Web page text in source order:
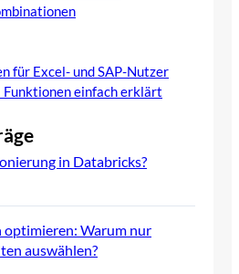
für Excel- und SAP-Nutzer
einfach erklärt
in Databricks?
optimieren: Warum nur
auswählen?